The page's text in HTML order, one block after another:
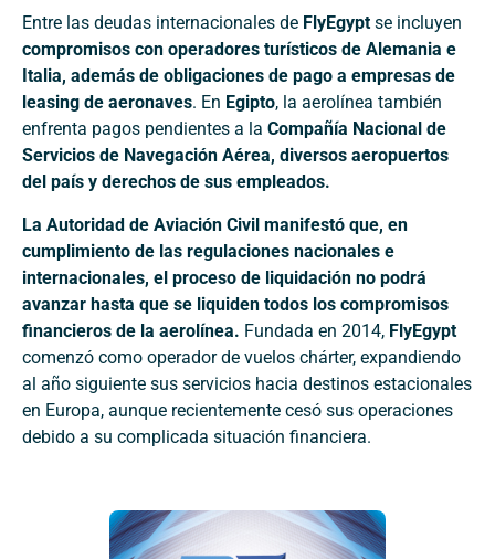
Entre las deudas internacionales de FlyEgypt se incluyen
compromisos con operadores turísticos de Alemania e
Italia, además de obligaciones de pago a empresas de
leasing de aeronaves. En Egipto, la aerolínea también
enfrenta pagos pendientes a la Compañía Nacional de
Servicios de Navegación Aérea, diversos aeropuertos
del país y derechos de sus empleados.
La Autoridad de Aviación Civil manifestó que, en
cumplimiento de las regulaciones nacionales e
internacionales, el proceso de liquidación no podrá
avanzar hasta que se liquiden todos los compromisos
financieros de la aerolínea. Fundada en 2014, FlyEgypt
comenzó como operador de vuelos chárter, expandiendo
al año siguiente sus servicios hacia destinos estacionales
en Europa, aunque recientemente cesó sus operaciones
debido a su complicada situación financiera.